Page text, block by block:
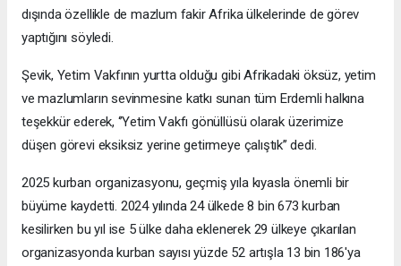
dışında özellikle de mazlum fakir Afrika ülkelerinde de görev
yaptığını söyledi.
Şevik, Yetim Vakfının yurtta olduğu gibi Afrikadaki öksüz, yetim
ve mazlumların sevinmesine katkı sunan tüm Erdemli halkına
teşekkür ederek, ‘’Yetim Vakfı gönüllüsü olarak üzerimize
düşen görevi eksiksiz yerine getirmeye çalıştık’’ dedi.
2025 kurban organizasyonu, geçmiş yıla kıyasla önemli bir
büyüme kaydetti. 2024 yılında 24 ülkede 8 bin 673 kurban
kesilirken bu yıl ise 5 ülke daha eklenerek 29 ülkeye çıkarılan
organizasyonda kurban sayısı yüzde 52 artışla 13 bin 186'ya